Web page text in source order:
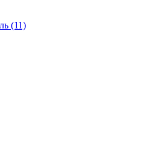
(11)